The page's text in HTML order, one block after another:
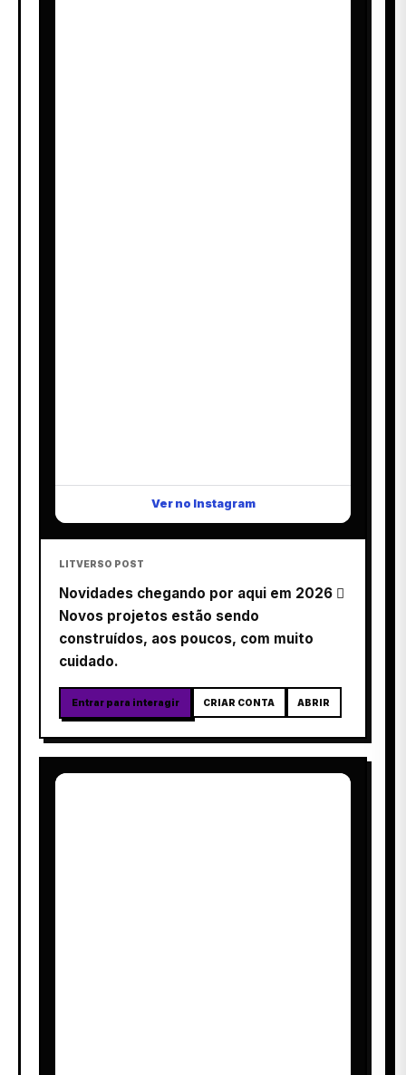
Ver no Instagram
LITVERSO POST
Novidades chegando por aqui em 2026 
Novos projetos estão sendo
construídos, aos poucos, com muito
cuidado.
Entrar para interagir CRIAR CONTA ABRIR